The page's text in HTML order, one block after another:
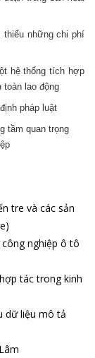
thiểu những chi phí
hệ thống tích hợp
lao động
pháp luật
tầm quan trọng
tre và các sản
công nghiệp ô tô
tác trong kinh
dữ liệu mô tả